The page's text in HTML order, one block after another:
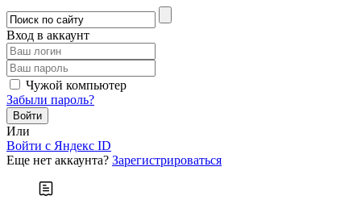
Вход в аккаунт
Чужой компьютер
Забыли пароль?
Или
Войти c Яндекс ID
Еще нет аккаунта? Зарегистрироваться